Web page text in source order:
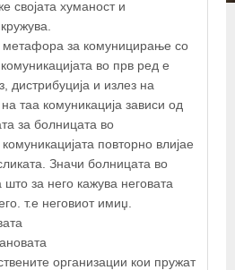
својата хуманост и
за комуницирање со
во прв ред е
дистрибуција и излез на
таа комуникација зависи од
за болницата во
повторно влијае
Значи болницата во
за него кажува неговата
т.е неговиот имиџ.
организации кои пружат